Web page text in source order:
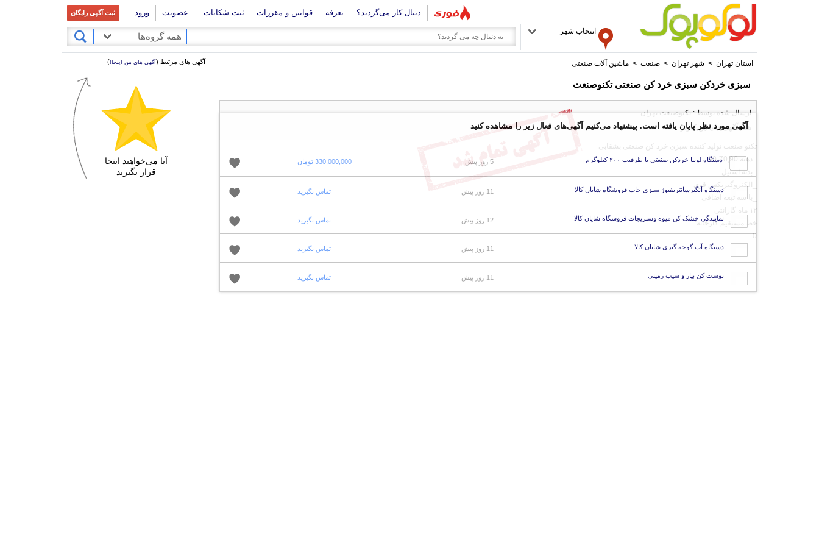
دنبال کار می‌گردید؟ تعرفه قوانین و مقررات ثبت شکایات عضویت ورود ثبت آگهی رایگان
انتخاب شهر
همه گروه‌ها
استان تهران > شهر تهران > صنعت > ماشین آلات صنعتی
سبزی خردکن سبزی خرد کن صنعتی تکنوصنعت
ارسال شده توسط : تکنوصنعت تهران
همه آگهی های این کاربر
تکنو صنعت تولید کننده سبزی خرد کن صنعتی بشقابی
_دهنه 60،70,90
_بدنه استیل
_الکتروگیربکس قوی
_با سه تیغه اضافی
۱۲ ماه گارانتی
خط مستقیم کارخانه:
0
آگهی مورد نظر پایان یافته است. پیشنهاد می‌کنیم آگهی‌های فعال زیر را مشاهده کنید
دستگاه لوبیا خردکن صنعتی با ظرفیت ۲۰۰ کیلوگرم 5 روز پیش 330,000,000 تومان
دستگاه آبگیرسانتریفیوژ سبزی جات فروشگاه شایان کالا 11 روز پیش تماس بگیرید
نمایندگی خشک کن میوه وسبزیجات فروشگاه شایان کالا 12 روز پیش تماس بگیرید
دستگاه آب گوجه گیری شایان کالا 11 روز پیش تماس بگیرید
پوست کن پیاز و سیب زمینی 11 روز پیش تماس بگیرید
آگهی های مرتبط (آگهی های من اینجا!)
آیا می‌خواهید اینجا
قرار بگیرید